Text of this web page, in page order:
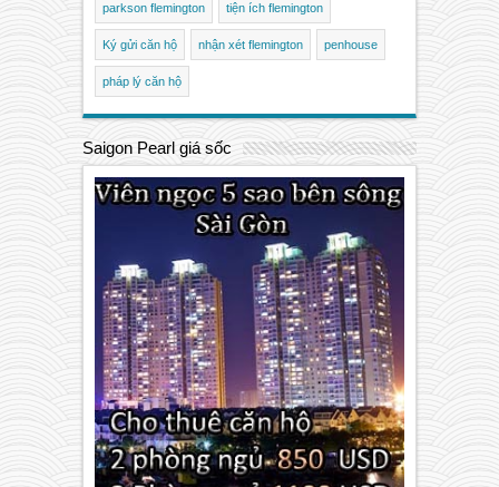
parkson flemington tiện ích flemington
Ký gửi căn hộ nhận xét flemington penhouse
pháp lý căn hộ
Saigon Pearl giá sốc